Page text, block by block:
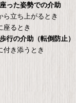
護用ベ
ャスタ
さ調節
ヒト
ッドテー
縮式 高さ
ヒト
タリ
機
ホ
てる
組
った姿勢での介助
ら立ち上がるとき
座るとき
の介助（転倒防止）
付き添うとき